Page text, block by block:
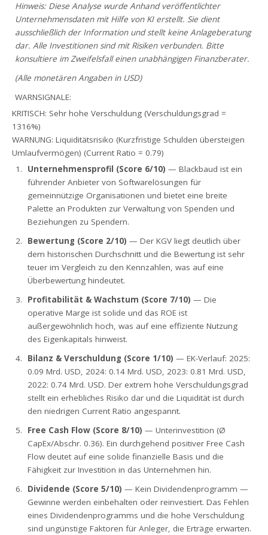
Hinweis: Diese Analyse wurde Anhand veröffentlichter
Unternehmensdaten mit Hilfe von KI erstellt. Sie dient
ausschließlich der Information und stellt keine Anlageberatung
dar. Alle Investitionen sind mit Risiken verbunden. Bitte
konsultiere im Zweifelsfall einen unabhängigen Finanzberater.
(Alle monetären Angaben in USD)
WARNSIGNALE:
KRITISCH: Sehr hohe Verschuldung (Verschuldungsgrad =
1316%)
WARNUNG: Liquiditätsrisiko (Kurzfristige Schulden übersteigen
Umlaufvermögen) (Current Ratio = 0.79)
Unternehmensprofil (Score 6/10) — Blackbaud ist ein
führender Anbieter von Softwarelösungen für
gemeinnützige Organisationen und bietet eine breite
Palette an Produkten zur Verwaltung von Spenden und
Beziehungen zu Spendern.
Bewertung (Score 2/10) — Der KGV liegt deutlich über
dem historischen Durchschnitt und die Bewertung ist sehr
teuer im Vergleich zu den Kennzahlen, was auf eine
Überbewertung hindeutet.
Profitabilität & Wachstum (Score 7/10) — Die
operative Marge ist solide und das ROE ist
außergewöhnlich hoch, was auf eine effiziente Nutzung
des Eigenkapitals hinweist.
Bilanz & Verschuldung (Score 1/10) — EK-Verlauf: 2025:
0.09 Mrd. USD, 2024: 0.14 Mrd. USD, 2023: 0.81 Mrd. USD,
2022: 0.74 Mrd. USD. Der extrem hohe Verschuldungsgrad
stellt ein erhebliches Risiko dar und die Liquidität ist durch
den niedrigen Current Ratio angespannt.
Free Cash Flow (Score 8/10) — Unterinvestition (Ø
CapEx/Abschr. 0.36). Ein durchgehend positiver Free Cash
Flow deutet auf eine solide finanzielle Basis und die
Fähigkeit zur Investition in das Unternehmen hin.
Dividende (Score 5/10) — Kein Dividendenprogramm —
Gewinne werden einbehalten oder reinvestiert. Das Fehlen
eines Dividendenprogramms und die hohe Verschuldung
sind ungünstige Faktoren für Anleger, die Erträge erwarten.